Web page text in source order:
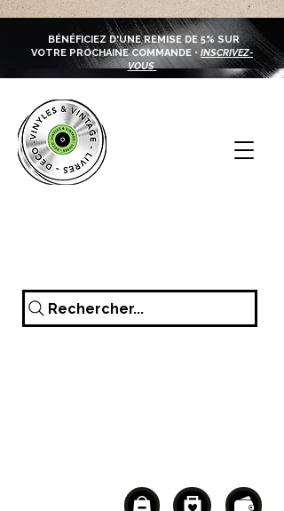
BÉNÉFICIEZ D'UNE REMISE DE 5% SUR
VOTRE PROCHAINE COMMANDE • INSCRIVEZ-
VOUS
Rechercher...